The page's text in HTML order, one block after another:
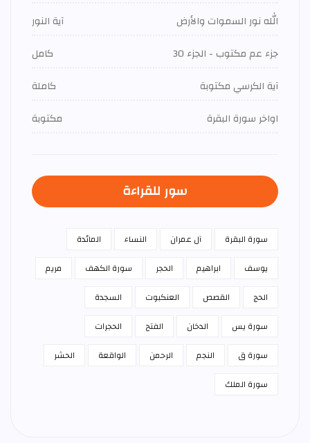
الله نور السموات والأرض
آية النور
جزء عم مكتوب - الجزء 30
كامل
آية الكرسي مكتوبة
كاملة
اواخر سورة البقرة
مكتوبة
سور للقراءة
سورة البقرة آل عمران النساء
المائدة
يوسف
ابراهيم الحجر سورة الكهف
مريم
الحج
القصص العنكبوت
السجدة
سورة يس
الدخان الفتح
الحجرات
سورة ق
النجم الرحمن الواقعة
الحشر
سورة الملك